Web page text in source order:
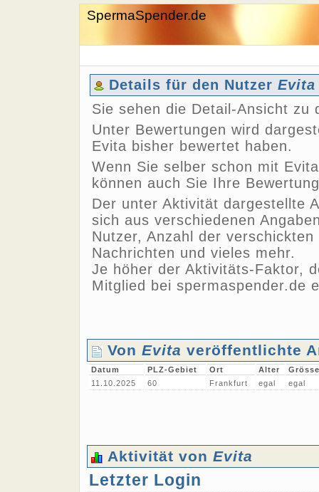
SpermaSpender.de
Details für den Nutzer Evita
Sie sehen die Detail-Ansicht zu
Unter Bewertungen wird
Evita bisher bewertet haben.
Wenn Sie selber schon mit
können auch Sie Ihre
Der unter Aktivität dargestellte
sich aus verschiedenen
Nutzer, Anzahl der
Nachrichten und vieles mehr.
Je höher der Aktivitäts-Faktor,
Mitglied bei spermaspender.de
Von Evita veröffentlichte
Datum PLZ-Gebiet Ort Alter
Grösse
11.10.2025
60 Frankfurt egal egal
Aktivität von Evita
Letzter Login